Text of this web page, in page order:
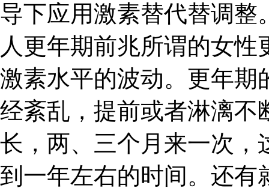
导下应用激素替代替调整
人更年期前兆所谓的女
激素水平的波动。更年期
经紊乱，提前或者淋漓不
长，两、三个月来一次，
到一年左右的时间。还有